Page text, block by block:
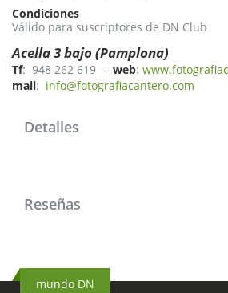
Condiciones
Válido para suscriptores de DN Club
Acella 3 bajo (Pamplona)
Tf: 948 262 619 - web:
mail: info@fotografiacantero.com
Detalles
Reseñas
mundo DN